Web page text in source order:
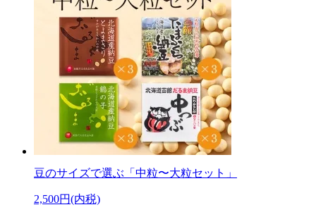
豆のサイズで選ぶ「中粒〜大粒セット」
2,500円(内税)